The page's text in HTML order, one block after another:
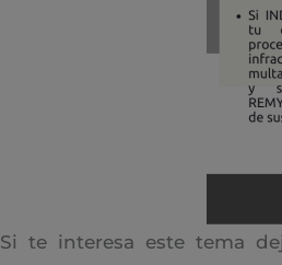
Si te interesa este tema